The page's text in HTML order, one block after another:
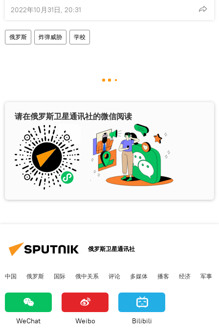
2022年10月31日, 20:31
俄罗斯 炸弹威胁 学校
请在俄罗斯卫星通讯社的微信阅读
俄罗斯卫星通讯社
中国 俄罗斯 国际 俄中关系 评论 多媒体 播客 经济 军事
WeChat Weibo Bilibili